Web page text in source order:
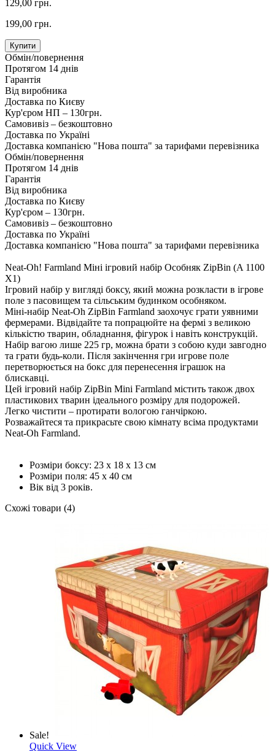
129,00 грн.
199,00 грн.
Купити
Обмін/повернення
Протягом 14 днів
Гарантія
Від виробника
Доставка по Києву
Кур'єром НП – 130грн.
Самовивіз – безкоштовно
Доставка по Україні
Доставка компанією "Нова пошта" за тарифами перевізника
Обмін/повернення
Протягом 14 днів
Гарантія
Від виробника
Доставка по Києву
Кур'єром – 130грн.
Самовивіз – безкоштовно
Доставка по Україні
Доставка компанією "Нова пошта" за тарифами перевізника
Neat-Oh! Farmland Міні ігровий набір Особняк ZipBin (A 1100
X1)
Ігровий набір у вигляді боксу, який можна розкласти в ігрове
поле з пасовищем та сільським будинком особняком.
Міні-набір Neat-Oh ZipBin Farmland заохочує грати уявними
фермерами. Відвідайте та попрацюйте на фермі з великою
кількістю тварин, обладнання, фігурок і навіть конструкцій.
Набір вагою лише 225 гр, можна брати з собою куди завгодно
та грати будь-коли. Після закінчення гри игрове поле
перетворюється на бокс для перенесення іграшок на
блискавці.
Цей ігровий набір ZipBin Mini Farmland містить також двох
пластикових тварин ідеального розміру для подорожей.
Легко чистити – протирати вологою ганчіркою.
Розважайтеся та прикрасьте свою кімнату всіма продуктами
Neat-Oh Farmland.
Розміри боксу: 23 х 18 х 13 см
Розміри поля: 45 х 40 см
Вік від 3 років.
Схожі товари (4)
Sale!
Quick View